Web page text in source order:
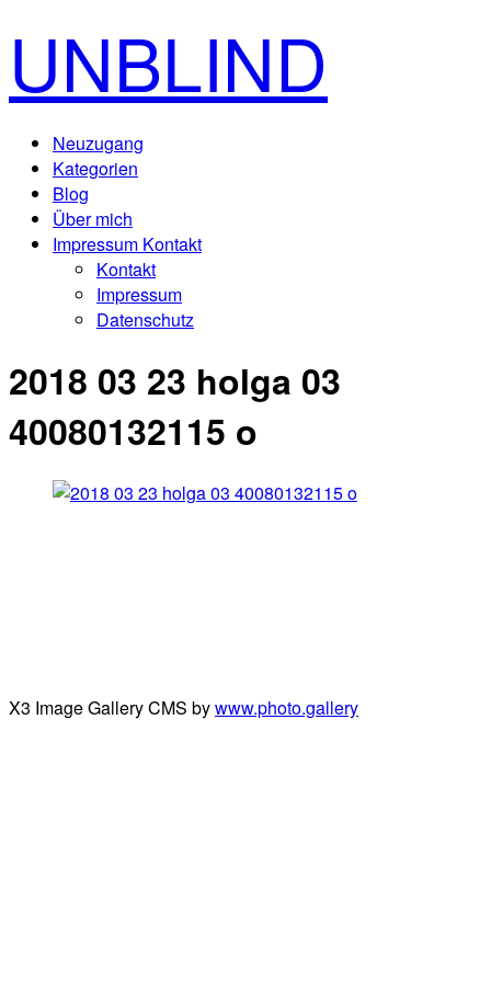
UNBLIND
Neuzugang
Kategorien
Blog
Über mich
Impressum Kontakt
Kontakt
Impressum
Datenschutz
2018 03 23 holga 03
40080132115 o
X3 Image Gallery CMS bywww.photo.gallery